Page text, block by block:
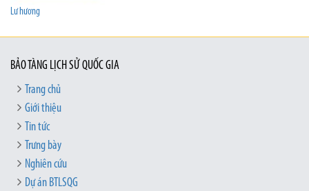
Lư hương
BẢO TÀNG LỊCH SỬ QUỐC GIA
Trang chủ
Giới thiệu
Tin tức
Trưng bày
Nghiên cứu
Dự án BTLSQG